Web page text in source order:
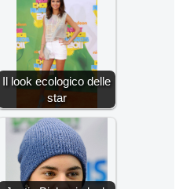
Il look ecologico delle
star